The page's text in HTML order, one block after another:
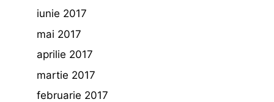
iunie 2017
mai 2017
aprilie 2017
martie 2017
februarie 2017